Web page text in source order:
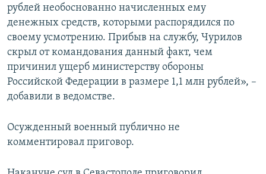
рублей необоснованно начисленных ему
денежных средств, которыми распорядился по
своему усмотрению. Прибыв на службу, Чурилов
скрыл от командования данный факт, чем
причинил ущерб министерству обороны
Российской Федерации в размере 1,1 млн рублей», –
добавили в ведомстве.
Осужденный военный публично не
комментировал приговор.